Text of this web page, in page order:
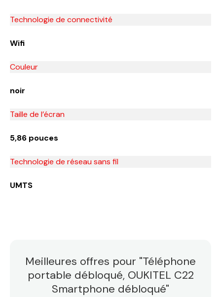
Technologie de connectivité
Wifi
Couleur
noir
Taille de l’écran
5,86 pouces
Technologie de réseau sans fil
UMTS
Meilleures offres pour "Téléphone
portable débloqué, OUKITEL C22
Smartphone débloqué"